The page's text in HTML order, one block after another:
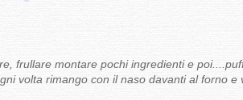
frullare montare pochi ingredienti e
volta rimango con il naso davanti al forno